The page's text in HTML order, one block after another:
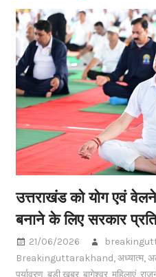
उत्तराखंड को योग एवं
बनाने के लिए सरकार
21/06/2026
Breakinguttarakhand,अध्यात्म,